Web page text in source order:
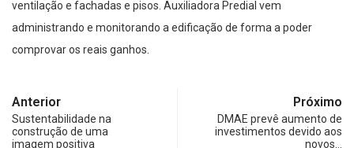
ventilação e fachadas e pisos. Auxiliadora Predial vem
administrando e monitorando a edificação de forma a poder
comprovar os reais ganhos.
Anterior
Sustentabilidade na
construção de uma
imagem positiva
Próximo
DMAE prevê aumento de
investimentos devido aos
novos…